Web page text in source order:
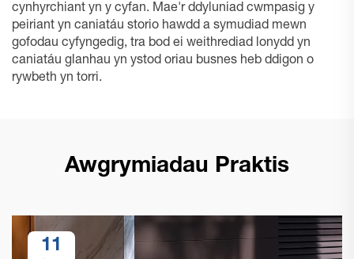
cynhyrchiant yn y cyfan. Mae'r ddyluniad cwmpasig y
peiriant yn caniatáu storio hawdd a symudiad mewn
gofodau cyfyngedig, tra bod ei weithrediad lonydd yn
caniatáu glanhau yn ystod oriau busnes heb ddigon o
rywbeth yn torri.
Awgrymiadau Praktis
11